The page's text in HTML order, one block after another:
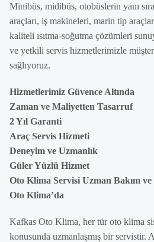
Minibüs, midibüs, otobüslerin yanı
araçları, iş makineleri, marin tip
kaliteli ısıtma-soğutma çözümleri
ve yetkili servis hizmetlerimizle
sağlıyoruz.
Hizmetlerimiz Güvence Altında
Zaman ve Maliyetten Tasarruf
2 Yıl Garanti
Araç Servis Hizmeti
Deneyim ve Uzmanlık
Güler Yüzlü Hizmet
Oto Klima Servisi Uzman Bakım
Oto Klima’da
Kafkas Oto Klima, her tür oto klima
konusunda uzmanlaşmış bir servistir.